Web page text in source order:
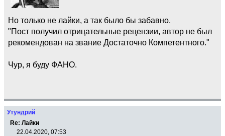
Но только не лайки, а так было бы забавно.
"Пост получил отрицательные рецензии, автор не был
рекомендован на звание Достаточно Компетентного."
Чур, я буду ФАНО.
Утундрий
Re: Лайки
22.04.2020, 07:53